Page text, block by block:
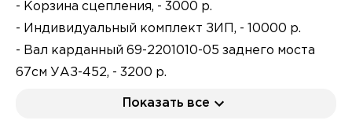
- Корзина сцепления, - 3000 р.
- Индивидуальный комплект ЗИП, - 10000 р.
- Вал карданный 69-2201010-05 заднего моста
67см УАЗ-452, - 3200 р.
- Датчик ММ9 давления масла УАЗ-450(451; 452;
Показать все